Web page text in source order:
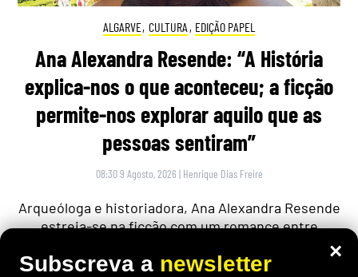
ALGARVE, CULTURA , EDIÇÃO PAPEL
Ana Alexandra Resende: “A História
explica-nos o que aconteceu; a ficção
permite-nos explorar aquilo que as
pessoas sentiram”
08:30 9 Agosto, 2026 | Henrique Dias Freire
Arqueóloga e historiadora, Ana Alexandra Resende
estreia-se na ficção com um romance entre
×
Subscreva a newsletter